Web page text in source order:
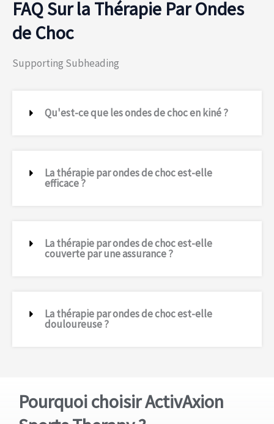
FAQ Sur la Thérapie Par Ondes
de Choc
Supporting Subheading
Qu'est-ce que les ondes de choc en kiné ?
La thérapie par ondes de choc est-elle
efficace ?
La thérapie par ondes de choc est-elle
couverte par une assurance ?
La thérapie par ondes de choc est-elle
douloureuse ?
Pourquoi choisir ActivAxion